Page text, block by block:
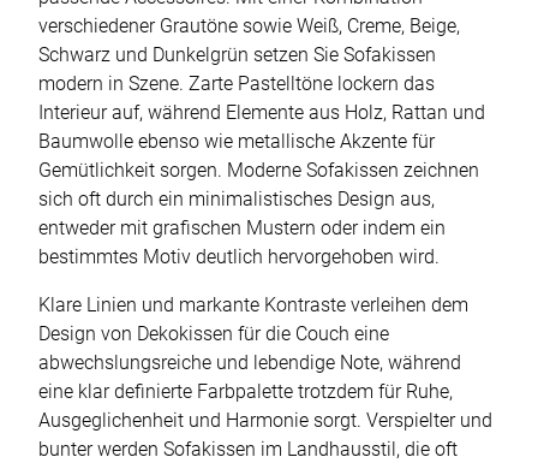
verschiedener Grautöne sowie Weiß, Creme, Beige,
Schwarz und Dunkelgrün setzen Sie Sofakissen
modern in Szene. Zarte Pastelltöne lockern das
Interieur auf, während Elemente aus Holz, Rattan und
Baumwolle ebenso wie metallische Akzente für
Gemütlichkeit sorgen. Moderne Sofakissen zeichnen
sich oft durch ein minimalistisches Design aus,
entweder mit grafischen Mustern oder indem ein
bestimmtes Motiv deutlich hervorgehoben wird.
Klare Linien und markante Kontraste verleihen dem
Design von Dekokissen für die Couch eine
abwechslungsreiche und lebendige Note, während
eine klar definierte Farbpalette trotzdem für Ruhe,
Ausgeglichenheit und Harmonie sorgt. Verspielter und
bunter werden Sofakissen im Landhausstil, die oft